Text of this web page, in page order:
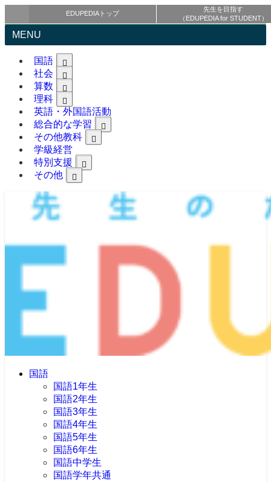
EDUPEDIAトップ
先生を目指す
（EDUPEDIA for STUDENT）
MENU
国語
社会
算数
理科
英語・外国語活動
総合的な学習
その他教科
学級経営
特別支援
その他
国語
国語1年生
国語2年生
国語3年生
国語4年生
国語5年生
国語6年生
国語中学生
国語学年共通